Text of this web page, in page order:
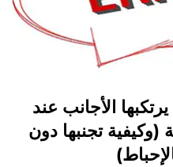
يرتكبها الأجانب عند
(وكيفية تجنبها دون